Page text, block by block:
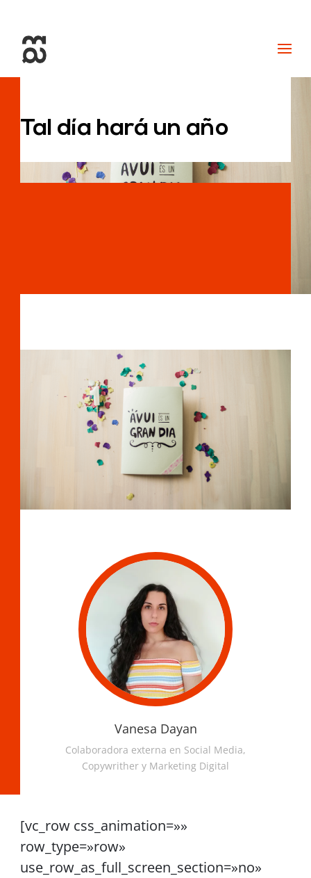
Tal día hará un año
Vanesa Dayan
Colaboradora externa en Social Media,
Copywrither y Marketing Digital
[vc_row css_animation=»»
row_type=»row»
use_row_as_full_screen_section=»no»